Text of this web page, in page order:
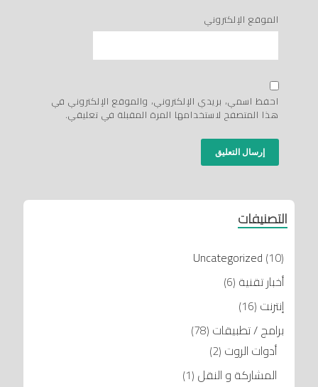
الموقع الإلكتروني
احفظ اسمي، بريدي الإلكتروني، والموقع الإلكتروني في
هذا المتصفح لاستخدامها المرة المقبلة في تعليقي.
التصنيفات
Uncategorized (10)
أخبار تقنية (6)
إنترنت (16)
برامج / تطبيقات (78)
أدوات الروت (2)
المشاركة و النقل (1)